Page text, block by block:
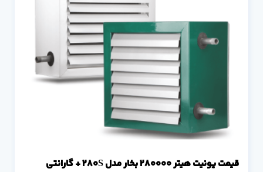
قیمت یونیت هیتر 280000 بخار مدل 280S + گارانتی